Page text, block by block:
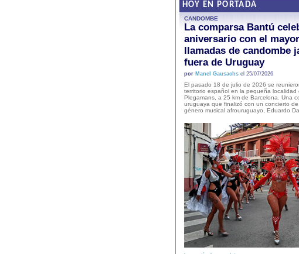
HOY EN PORTADA
CANDOMBE
La comparsa Bantú
aniversario con el
llamadas de candombe
fuera de Uruguay
por Manel Gausachsel 25/07/2026
El pasado 18 de julio de 2026 se
territorio español en la pequeña localidad
Plegamans, a 25 km de Barcelona. Una
uruguaya que finalizó con un concierto
género musical afrouruguayo, Eduardo